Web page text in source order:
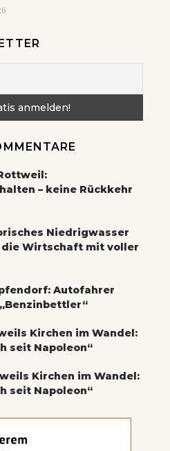
– keine Rückkehr
Niedrigwasser
Wirtschaft mit voller
Autofahrer
Kirchen im Wandel:
seit Napoleon“
Kirchen im Wandel:
seit Napoleon“